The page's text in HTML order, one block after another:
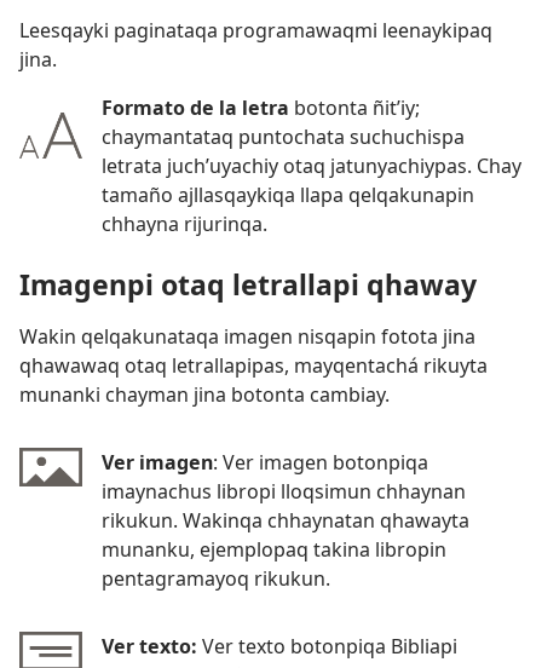
Leesqayki paginataqa programawaqmi leenaykipaq
jina.
Formato de la letra botonta ñit’iy;
chaymantataq puntochata suchuchispa
letrata juch’uyachiy otaq jatunyachiypas. Chay
tamaño ajllasqaykiqa llapa qelqakunapin
chhayna rijurinqa.
Imagenpi otaq letrallapi qhaway
Wakin qelqakunataqa imagen nisqapin fotota jina
qhawawaq otaq letrallapipas, mayqentachá rikuyta
munanki chayman jina botonta cambiay.
Ver imagen: Ver imagen botonpiqa
imaynachus libropi lloqsimun chhaynan
rikukun. Wakinqa chhaynatan qhawayta
munanku, ejemplopaq takina libropin
pentagramayoq rikukun.
Ver texto: Ver texto botonpiqa Bibliapi